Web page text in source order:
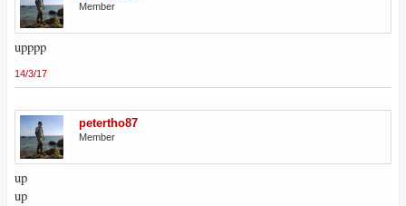
Member
upppp
14/3/17
petertho87
Member
up
up